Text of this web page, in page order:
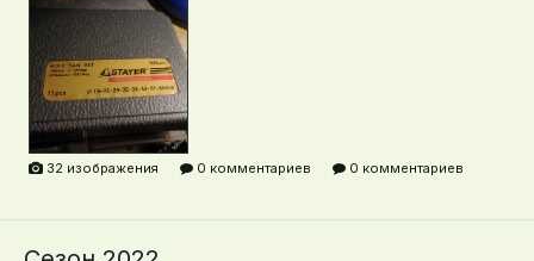
0
32 изображения 0 комментариев 0 комментариев